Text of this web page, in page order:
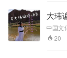
多，大致分
回、保
另一个
脂砚斋
我们更推荐
大玮
中国文
的生活
饭局
20